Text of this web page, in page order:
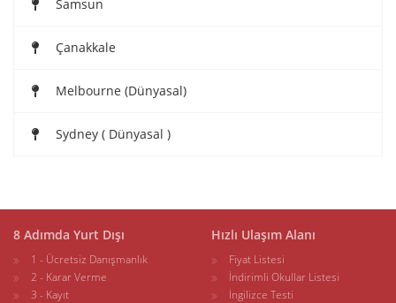
Samsun
Çanakkale
Melbourne (Dünyasal)
Sydney ( Dünyasal )
8 Adımda Yurt Dışı
1 - Ücretsiz Danışmanlık
2 - Karar Verme
3 - Kayıt
Hızlı Ulaşım Alanı
Fiyat Listesi
İndirimli Okullar Listesi
İngilizce Testi